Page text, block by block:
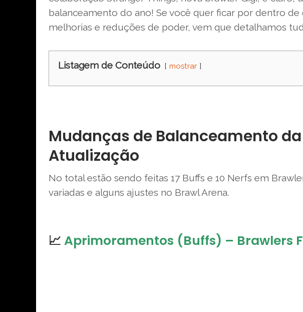
balanceamento do ano! Se você quer ficar por dentro
melhorias e reduções de poder, vem que detalhamos
Listagem de Conteúdo mostrar
Mudanças de Balanceamento
Atualização
No total estão sendo feitas 17 Buffs e 10 Nerfs em
variadas e alguns ajustes no Brawl Arena.
📈 Aprimoramentos (Buffs) – Brawlers